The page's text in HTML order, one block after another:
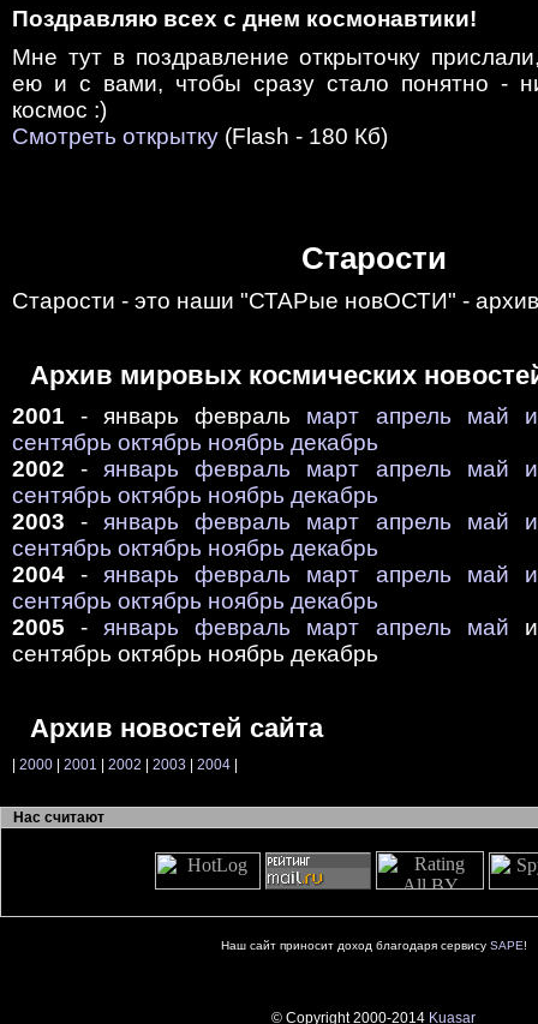
Поздравляю всех с днем космонавтики!
Мне тут в поздравление открыточку
ею и с вами, чтобы сразу стало понятно -
космос :)
Смотреть открытку (Flash - 180 Кб)
Старости
Старости - это наши "СТАРые новОСТИ" -
Архив мировых космических
2001 - январь февраль март апрель май
сентябрь октябрь ноябрь декабрь
2002 - январь февраль март апрель май
сентябрь октябрь ноябрь декабрь
2003 - январь февраль март апрель май
сентябрь октябрь ноябрь декабрь
2004 - январь февраль март апрель май
сентябрь октябрь ноябрь декабрь
2005 - январь февраль март апрель май
сентябрь октябрь ноябрь декабрь
Архив новостей сайта
2000 2001 2002 2003 2004
Нас считают
Наш сайт приносит доход благодаря сервису SAPE!
© Copyright 2000-2014 Kuasar